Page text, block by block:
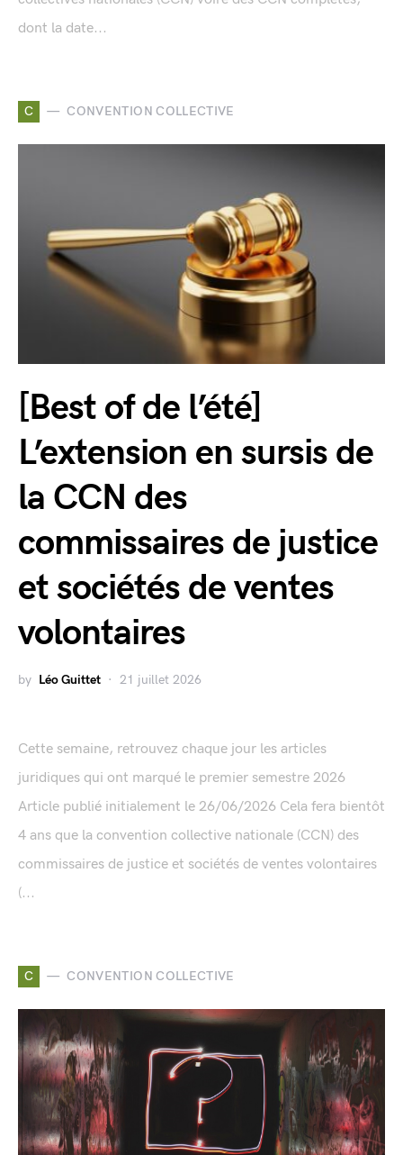
dont la date...
C CONVENTION COLLECTIVE
[Best of de l’été]
L’extension en sursis de
la CCN des
commissaires de justice
et sociétés de ventes
volontaires
by Léo Guittet 21 juillet 2026
Cette semaine, retrouvez chaque jour les articles
juridiques qui ont marqué le premier semestre 2026
Article publié initialement le 26/06/2026 Cela fera bientôt
4 ans que la convention collective nationale (CCN) des
commissaires de justice et sociétés de ventes volontaires
(...
C CONVENTION COLLECTIVE